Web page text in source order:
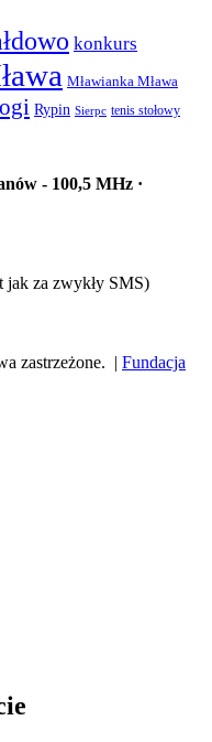
konkurs
Mławianka Mława
Rypin Sierpc tenis stołowy
- 100,5 MHz ·
jak za zwykły SMS)
zastrzeżone. | Fundacja